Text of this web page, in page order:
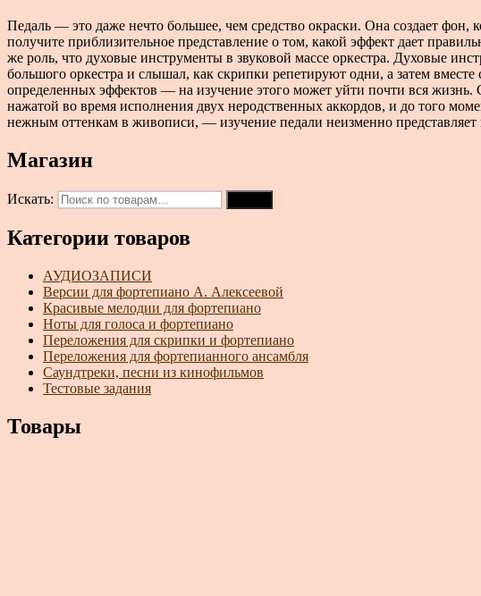
Педаль — это даже нечто большее, чем средство окраски. Она создает
получите приблизительное представление о том, какой эффект дает
же роль, что духовые инструменты в звуковой массе оркестра. Духовые
большого оркестра и слышал, как скрипки репетируют одни, а затем
определенных эффектов — на изучение этого может уйти почти вся жизнь.
нажатой во время исполнения двух неродственных аккордов, и до того
нежным оттенкам в живописи, — изучение педали неизменно
Магазин
Искать:
Категории товаров
АУДИОЗАПИСИ
Версии для фортепиано А. Алексеевой
Красивые мелодии для фортепиано
Ноты для голоса и фортепиано
Переложения для скрипки и фортепиано
Переложения для фортепианного ансамбля
Саундтреки, песни из кинофильмов
Тестовые задания
Товары